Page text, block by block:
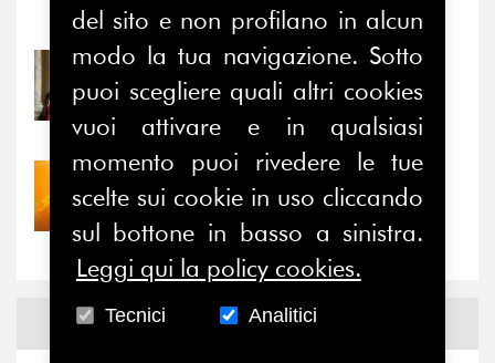
Notizie-Eventi
Prima della pausa estiva,
il valore di...
30/07/2026
Nove anni dopo la
“grande cecità”: la...
NewsFacebook
del sito e non profilano in alcun
modo la tua navigazione. Sotto
puoi scegliere quali altri cookies
vuoi attivare e in qualsiasi
momento puoi rivedere le tue
scelte sui cookie in uso cliccando
sul bottone in basso a sinistra.
Leggi qui la policy cookies.
Tecnici Analitici